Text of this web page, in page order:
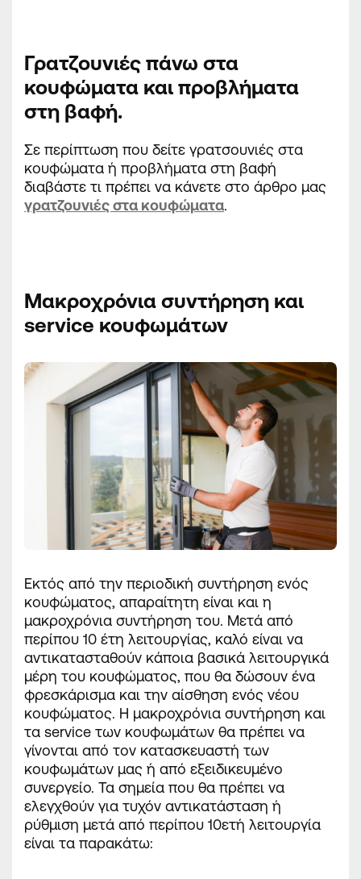
Γρατζουνιές πάνω στα
κουφώματα και προβλήματα
στη βαφή.
Σε περίπτωση που δείτε γρατσουνιές στα
κουφώματα ή προβλήματα στη βαφή
διαβάστε τι πρέπει να κάνετε στο άρθρο μας
γρατζουνιές στα κουφώματα.
Μακροχρόνια συντήρηση και
service κουφωμάτων
Εκτός από την περιοδική συντήρηση ενός
κουφώματος, απαραίτητη είναι και η
μακροχρόνια συντήρηση του. Μετά από
περίπου 10 έτη λειτουργίας, καλό είναι να
αντικατασταθούν κάποια βασικά λειτουργικά
μέρη του κουφώματος, που θα δώσουν ένα
φρεσκάρισμα και την αίσθηση ενός νέου
κουφώματος. Η μακροχρόνια συντήρηση και
τα service των κουφωμάτων θα πρέπει να
γίνονται από τον κατασκευαστή των
κουφωμάτων μας ή από εξειδικευμένο
συνεργείο. Τα σημεία που θα πρέπει να
ελεγχθούν για τυχόν αντικατάσταση ή
ρύθμιση μετά από περίπου 10ετή λειτουργία
είναι τα παρακάτω: